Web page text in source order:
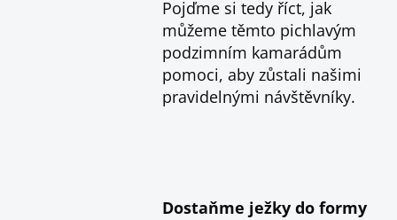
Pojďme si tedy říct, jak
můžeme těmto pichlavým
podzimním kamarádům
pomoci, aby zůstali našimi
pravidelnými návštěvníky.
Dostaňme ježky do formy